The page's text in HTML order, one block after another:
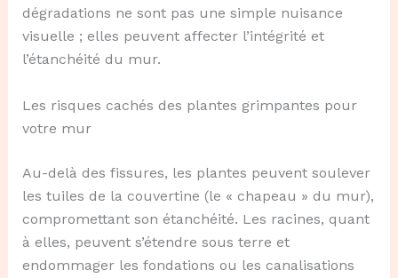
dégradations ne sont pas une simple nuisance
visuelle ; elles peuvent affecter l’intégrité et
l’étanchéité du mur.
Les risques cachés des plantes grimpantes pour
votre mur
Au-delà des fissures, les plantes peuvent soulever
les tuiles de la couvertine (le « chapeau » du mur),
compromettant son étanchéité. Les racines, quant
à elles, peuvent s’étendre sous terre et
endommager les fondations ou les canalisations